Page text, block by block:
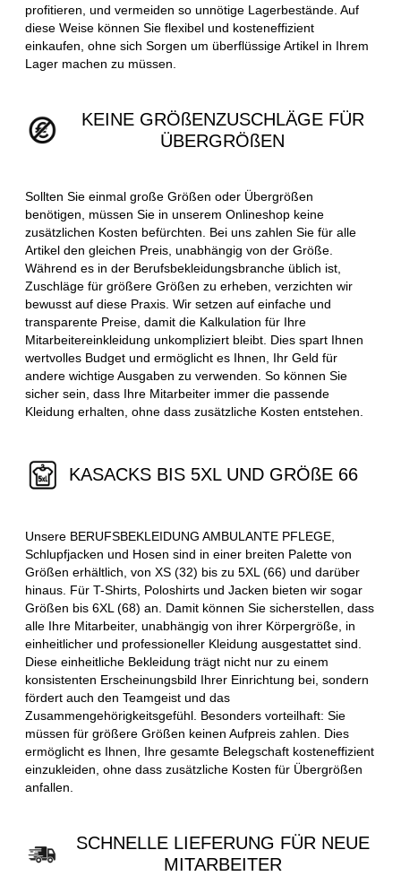
profitieren, und vermeiden so unnötige Lagerbestände. Auf
diese Weise können Sie flexibel und kosteneffizient
einkaufen, ohne sich Sorgen um überflüssige Artikel in Ihrem
Lager machen zu müssen.
KEINE GRÖßENZUSCHLÄGE FÜR
ÜBERGRÖßEN
Sollten Sie einmal große Größen oder Übergrößen
benötigen, müssen Sie in unserem Onlineshop keine
zusätzlichen Kosten befürchten. Bei uns zahlen Sie für alle
Artikel den gleichen Preis, unabhängig von der Größe.
Während es in der Berufsbekleidungsbranche üblich ist,
Zuschläge für größere Größen zu erheben, verzichten wir
bewusst auf diese Praxis. Wir setzen auf einfache und
transparente Preise, damit die Kalkulation für Ihre
Mitarbeitereinkleidung unkompliziert bleibt. Dies spart Ihnen
wertvolles Budget und ermöglicht es Ihnen, Ihr Geld für
andere wichtige Ausgaben zu verwenden. So können Sie
sicher sein, dass Ihre Mitarbeiter immer die passende
Kleidung erhalten, ohne dass zusätzliche Kosten entstehen.
KASACKS BIS 5XL UND GRÖßE 66
Unsere BERUFSBEKLEIDUNG AMBULANTE PFLEGE,
Schlupfjacken und Hosen sind in einer breiten Palette von
Größen erhältlich, von XS (32) bis zu 5XL (66) und darüber
hinaus. Für T-Shirts, Poloshirts und Jacken bieten wir sogar
Größen bis 6XL (68) an. Damit können Sie sicherstellen, dass
alle Ihre Mitarbeiter, unabhängig von ihrer Körpergröße, in
einheitlicher und professioneller Kleidung ausgestattet sind.
Diese einheitliche Bekleidung trägt nicht nur zu einem
konsistenten Erscheinungsbild Ihrer Einrichtung bei, sondern
fördert auch den Teamgeist und das
Zusammengehörigkeitsgefühl. Besonders vorteilhaft: Sie
müssen für größere Größen keinen Aufpreis zahlen. Dies
ermöglicht es Ihnen, Ihre gesamte Belegschaft kosteneffizient
einzukleiden, ohne dass zusätzliche Kosten für Übergrößen
anfallen.
SCHNELLE LIEFERUNG FÜR NEUE
MITARBEITER